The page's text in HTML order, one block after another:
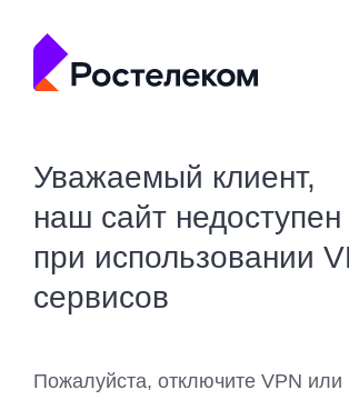
Уважаемый клиент,
наш сайт недоступен
при использовании
сервисов
Пожалуйста, отключите VPN или